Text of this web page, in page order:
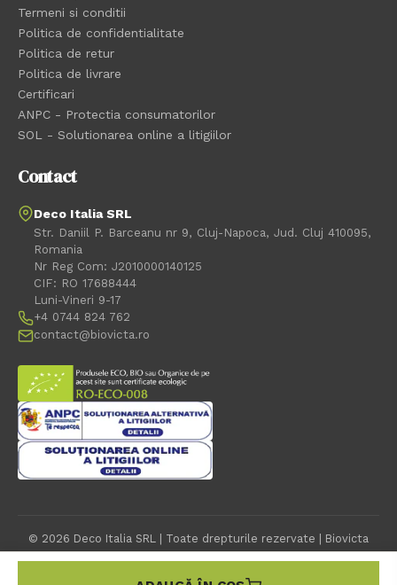
Termeni si conditii
Politica de confidentialitate
Politica de retur
Politica de livrare
Certificari
ANPC - Protectia consumatorilor
SOL - Solutionarea online a litigiilor
Contact
Deco Italia SRL
Str. Daniil P. Barceanu nr 9, Cluj-Napoca, Jud. Cluj 410095,
Romania
Nr Reg Com: J2010000140125
CIF: RO 17688444
Luni-Vineri 9-17
+4 0744 824 762
contact@biovicta.ro
© 2026 Deco Italia SRL | Toate drepturile rezervate | Biovicta
este o marca inregistrata a SC Deco Italia SRL